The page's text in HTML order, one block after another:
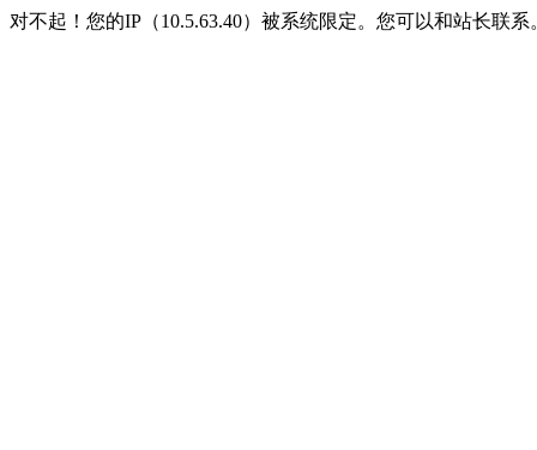
对不起！您的IP（10.5.63.40）被系统限定。您可以和站长联系